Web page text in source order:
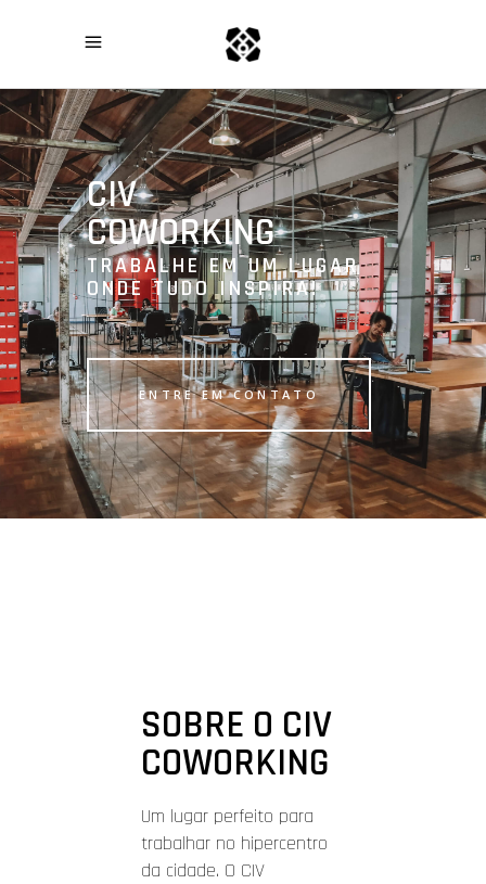
CIV
COWORKING
TRABALHE EM UM LUGAR
ONDE TUDO INSPIRA!
ENTRE EM CONTATO
SOBRE O CIV
COWORKING
Um lugar perfeito para
trabalhar no hipercentro
da cidade. O CIV